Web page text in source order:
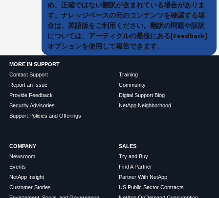
め、正確ではない翻訳が含まれている場合がありま
す。ナレッジベースの元のコンテンツを確認する場
合は、英語版をご利用ください。翻訳の問題や誤訳
については、アーティクルの最後にある[Feedback]
オプションを使用して報告できます。
MORE IN SUPPORT
Contact Support
Report an Issue
Provide Feedback
Security Advisories
Support Policies and Offerings
Training
Community
Digital Support Blog
NetApp Neighborhood
COMPANY
Newsroom
Events
NetApp Insight
Customer Stories
SALES
Try and Buy
Find A Partner
Partner With NetApp
US Public Sector Contracts